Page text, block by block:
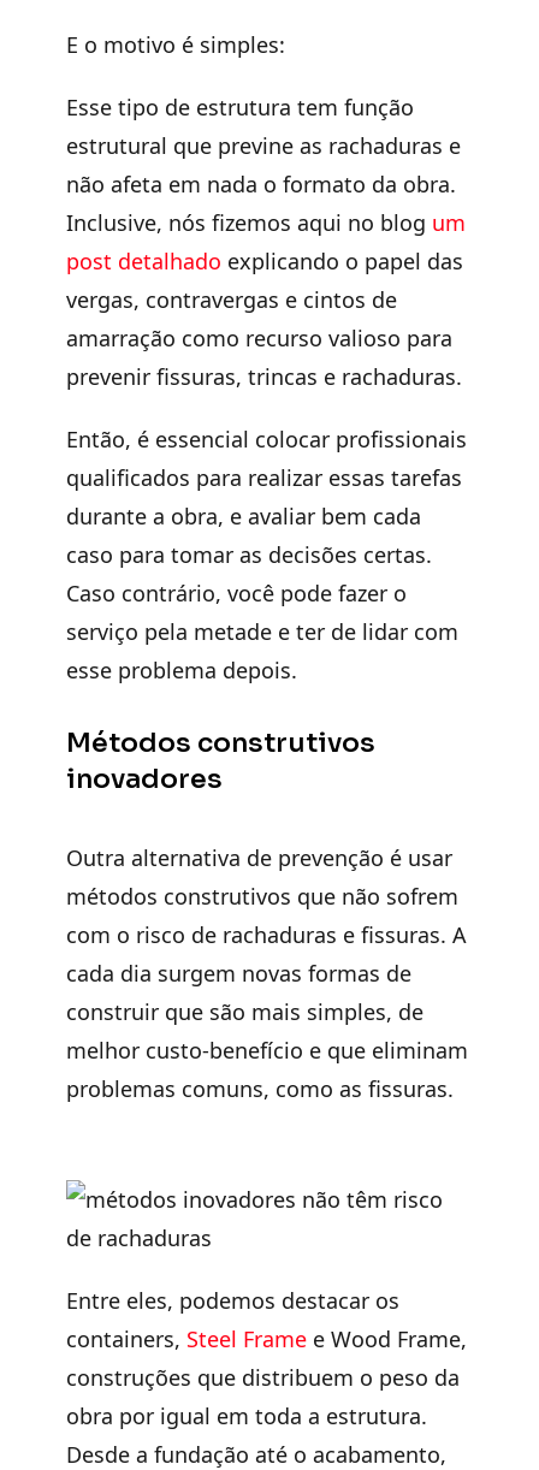
E o motivo é simples:
Esse tipo de estrutura tem função
estrutural que previne as rachaduras e
não afeta em nada o formato da obra.
Inclusive, nós fizemos aqui no blog um
post detalhado explicando o papel das
vergas, contravergas e cintos de
amarração como recurso valioso para
prevenir fissuras, trincas e rachaduras.
Então, é essencial colocar profissionais
qualificados para realizar essas tarefas
durante a obra, e avaliar bem cada
caso para tomar as decisões certas.
Caso contrário, você pode fazer o
serviço pela metade e ter de lidar com
esse problema depois.
Métodos construtivos
inovadores
Outra alternativa de prevenção é usar
métodos construtivos que não sofrem
com o risco de rachaduras e fissuras. A
cada dia surgem novas formas de
construir que são mais simples, de
melhor custo-benefício e que eliminam
problemas comuns, como as fissuras.
Entre eles, podemos destacar os
containers, Steel Frame e Wood Frame,
construções que distribuem o peso da
obra por igual em toda a estrutura.
Desde a fundação até o acabamento,